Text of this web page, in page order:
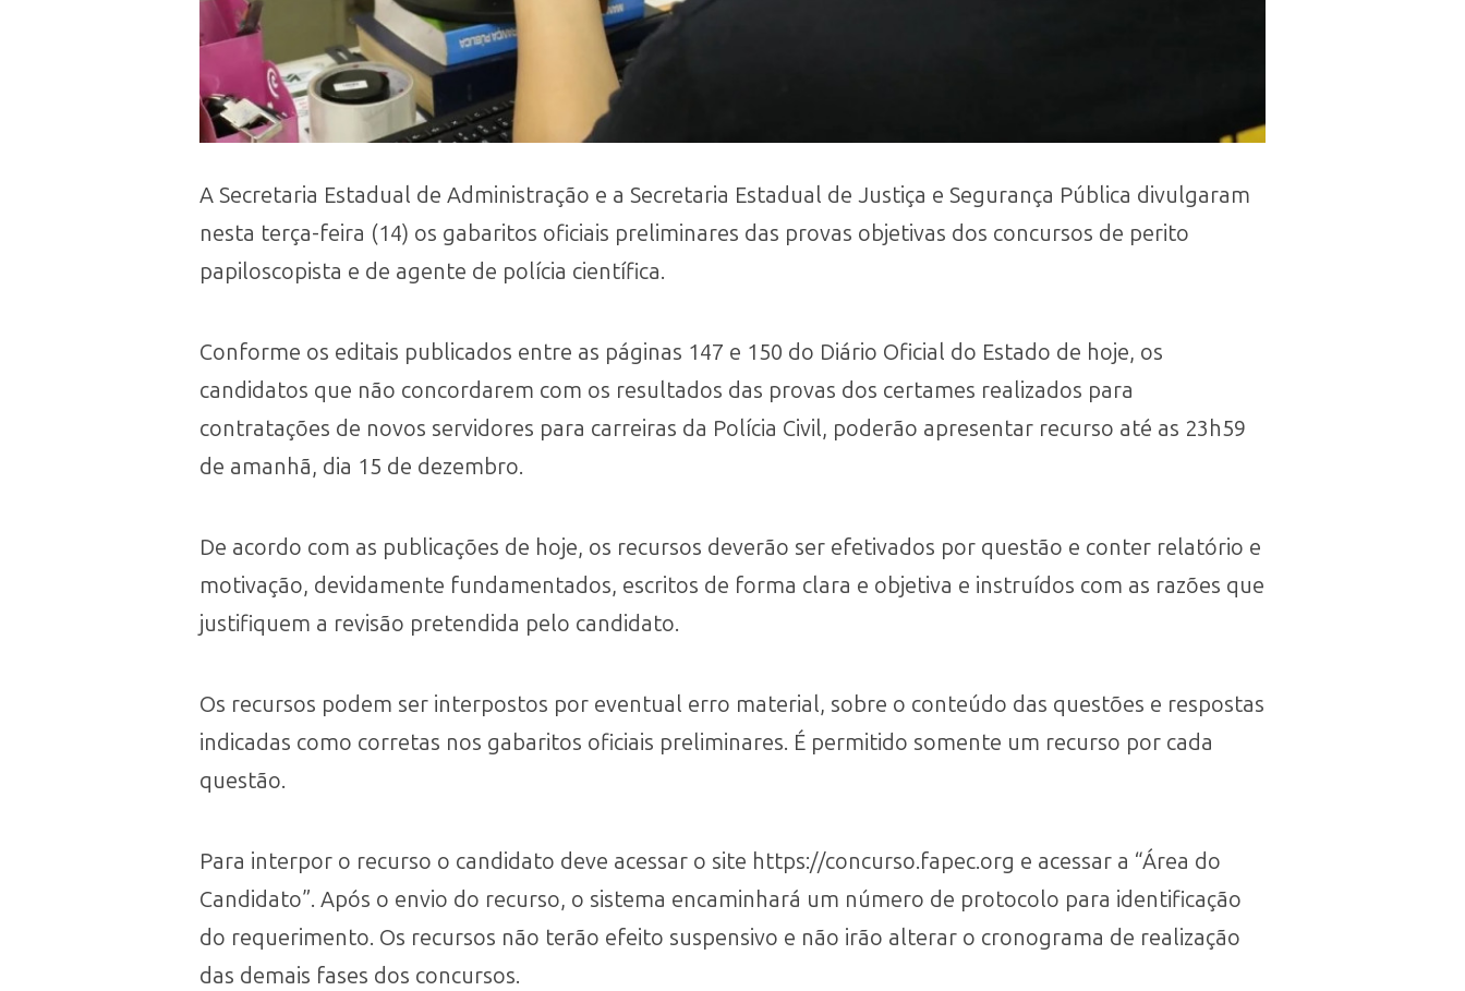
A Secretaria Estadual de Administração e a Secretaria Estadual de Justiça e Segurança Pública divulgaram
nesta terça-feira (14) os gabaritos oficiais preliminares das provas objetivas dos concursos de perito
papiloscopista e de agente de polícia científica.
Conforme os editais publicados entre as páginas 147 e 150 do Diário Oficial do Estado de hoje, os
candidatos que não concordarem com os resultados das provas dos certames realizados para
contratações de novos servidores para carreiras da Polícia Civil, poderão apresentar recurso até as 23h59
de amanhã, dia 15 de dezembro.
De acordo com as publicações de hoje, os recursos deverão ser efetivados por questão e conter relatório e
motivação, devidamente fundamentados, escritos de forma clara e objetiva e instruídos com as razões que
justifiquem a revisão pretendida pelo candidato.
Os recursos podem ser interpostos por eventual erro material, sobre o conteúdo das questões e respostas
indicadas como corretas nos gabaritos oficiais preliminares. É permitido somente um recurso por cada
questão.
Para interpor o recurso o candidato deve acessar o site https://concurso.fapec.org e acessar a “Área do
Candidato”. Após o envio do recurso, o sistema encaminhará um número de protocolo para identificação
do requerimento. Os recursos não terão efeito suspensivo e não irão alterar o cronograma de realização
das demais fases dos concursos.